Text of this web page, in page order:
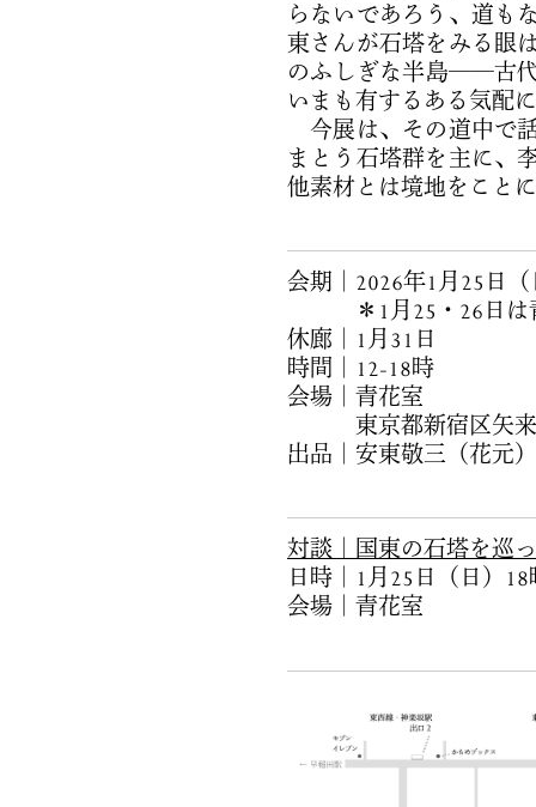
らないであろう、道も
東さんが石塔をみる眼
のふしぎな半島──古
いまも有するある気配
今展は、その道中で
まとう石塔群を主に、
他素材とは境地をこと
会期｜2026年1月25日
＊1月25・26日は
休廊｜1月31日
時間｜12-18時
会場｜青花室
東京都新宿区矢来
出品｜安東敬三（花元）
対談｜国東の石塔を巡
日時｜1月25日（日）
会場｜青花室